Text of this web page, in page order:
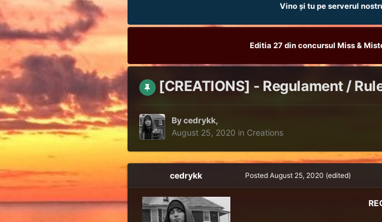
Vino și tu pe serverul
Editia 27 din concursul Miss &
[CREATIONS] - Regulament /
Bycedrykk,
August 25, 2020 in Creations
cedrykk Posted August 25, 2020 (edited)